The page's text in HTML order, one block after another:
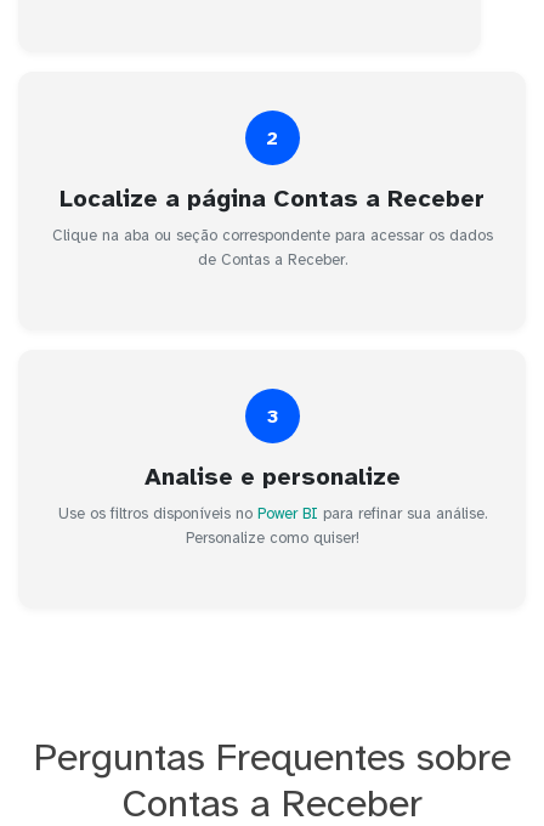
2
Localize a página Contas a Receber
Clique na aba ou seção correspondente para acessar os dados
de Contas a Receber.
3
Analise e personalize
Use os filtros disponíveis no Power BI para refinar sua análise.
Personalize como quiser!
Perguntas Frequentes sobre
Contas a Receber